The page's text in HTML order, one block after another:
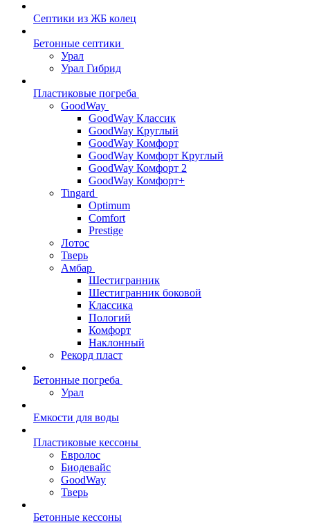
Септики из ЖБ колец
Бетонные септики
Урал
Урал Гибрид
Пластиковые погреба
GoodWay
GoodWay Классик
GoodWay Круглый
GoodWay Комфорт
GoodWay Комфорт Круглый
GoodWay Комфорт 2
GoodWay Комфорт+
Tingard
Optimum
Comfort
Prestige
Лотос
Тверь
Амбар
Шестигранник
Шестигранник боковой
Классика
Пологий
Комфорт
Наклонный
Рекорд пласт
Бетонные погреба
Урал
Емкости для воды
Пластиковые кессоны
Евролос
Биодевайс
GoodWay
Тверь
Бетонные кессоны